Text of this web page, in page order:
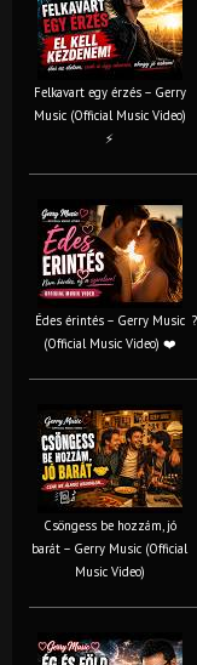
Felkavart egy érzés – Gerry
Music (Official Music Video)
⚡
Édes érintés – Gerry Music
(Official Music Video) ❤️
Csöngess be hozzám, jó
barát – Gerry Music (Official
Music Video)